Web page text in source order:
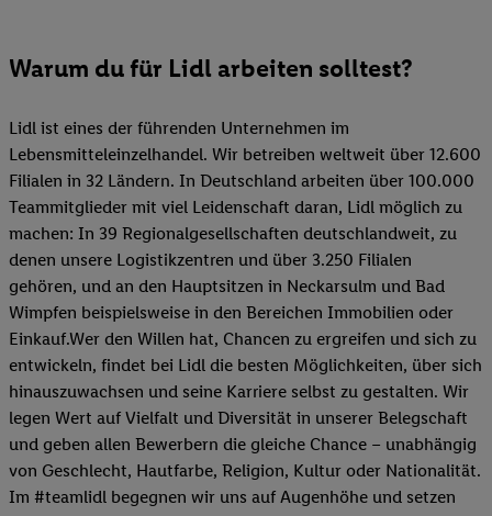
Warum du für Lidl arbeiten solltest?
Lidl ist eines der führenden Unternehmen im
Lebensmitteleinzelhandel. Wir betreiben weltweit über 12.600
Filialen in 32 Ländern. In Deutschland arbeiten über 100.000
Teammitglieder mit viel Leidenschaft daran, Lidl möglich zu
machen: In 39 Regionalgesellschaften deutschlandweit, zu
denen unsere Logistikzentren und über 3.250 Filialen
gehören, und an den Hauptsitzen in Neckarsulm und Bad
Wimpfen beispielsweise in den Bereichen Immobilien oder
Einkauf.Wer den Willen hat, Chancen zu ergreifen und sich zu
entwickeln, findet bei Lidl die besten Möglichkeiten, über sich
hinauszuwachsen und seine Karriere selbst zu gestalten. Wir
legen Wert auf Vielfalt und Diversität in unserer Belegschaft
und geben allen Bewerbern die gleiche Chance – unabhängig
von Geschlecht, Hautfarbe, Religion, Kultur oder Nationalität.
Im #teamlidl begegnen wir uns auf Augenhöhe und setzen